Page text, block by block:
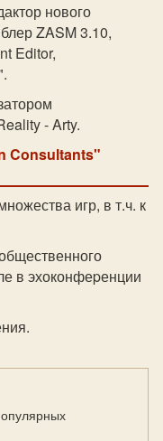
нового
ZASM 3.10,
Editor,
- Arty.
Consultants"
игр, в т.ч. к
в эхоконфеpенции